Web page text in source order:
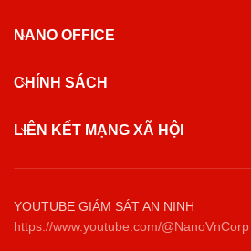
NANO OFFICE
CHÍNH SÁCH
LIÊN KẾT MẠNG XÃ HỘI
YOUTUBE GIÁM SÁT AN NINH
https://www.youtube.com/@NanoVnCorp